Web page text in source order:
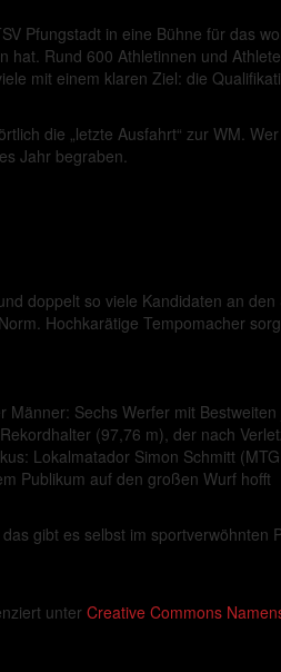
Pfungstadt in eine Bühne für das
hat. Rund 600 Athletinnen und
mit einem klaren Ziel: die
die „letzte Ausfahrt“ zur WM.
Jahr begraben.
doppelt so viele Kandidaten an
Hochkarätige Tempomacher
Sechs Werfer mit
(97,76 m), der nach
Lokalmatador Simon Schmitt
Publikum auf den großen Wurf hofft
gibt es selbst im sportverwöhnten
unter Creative Commons